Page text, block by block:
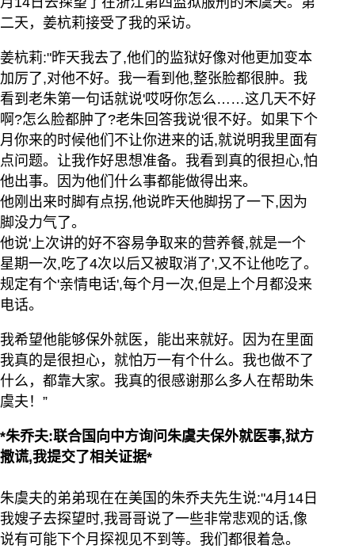
二天，姜杭莉接受了我的采访。
姜杭莉:"昨天我去了,他们的监狱好像对他更加变本
加厉了,对他不好。我一看到他,整张脸都很肿。我
看到老朱第一句话就说'哎呀你怎么……这几天不好
啊?怎么脸都肿了?老朱回答我说'很不好。如果下个
月你来的时候他们不让你进来的话,就说明我里面有
点问题。让我作好思想准备。我看到真的很担心,怕
他出事。因为他们什么事都能做得出来。
他刚出来时脚有点拐,他说昨天他脚拐了一下,因为
脚没力气了。
他说'上次讲的好不容易争取来的营养餐,就是一个
星期一次,吃了4次以后又被取消了',又不让他吃了。
规定有个'亲情电话',每个月一次,但是上个月都没来
电话。
我希望他能够保外就医，能出来就好。因为在里面
我真的是很担心，就怕万一有个什么。我也做不了
什么，都靠大家。我真的很感谢那么多人在帮助朱
虞夫！”
*朱乔夫:联合国向中方询问朱虞夫保外就医事,狱方
撒谎,我提交了相关证据*
朱虞夫的弟弟现在在美国的朱乔夫先生说:"4月14日
我嫂子去探望时,我哥哥说了一些非常悲观的话,像
说有可能下个月探视见不到等。我们都很着急。